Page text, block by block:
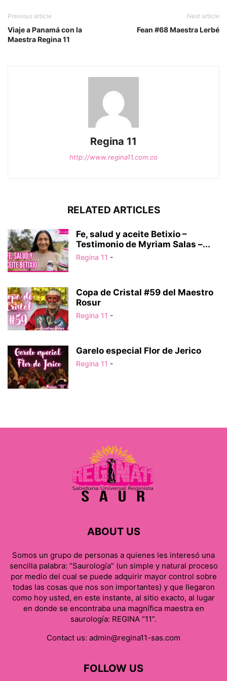
Previous article
Viaje a Panamá con la
Maestra Regina 11
Next article
Fean #68 Maestra Lerbé
Regina 11
http://www.regina11.com.co
RELATED ARTICLES
Fe, salud y aceite Betixio –
Testimonio de Myriam Salas –...
Regina 11 -
Copa de Cristal #59 del Maestro
Rosur
Regina 11 -
Garelo especial Flor de Jerico
Regina 11 -
ABOUT US
Somos un grupo de personas a quienes les interesó una
sencilla palabra: “Saurología” (un simple y natural proceso
por medio del cual se puede adquirir mayor control sobre
todas las cosas que nos son importantes) y que llegaron
como hoy usted, en este instante, al sitio exacto, al lugar
en donde se encontraba una magnífica maestra en
saurología: REGINA “11”.
Contact us: admin@regina11-sas.com
FOLLOW US